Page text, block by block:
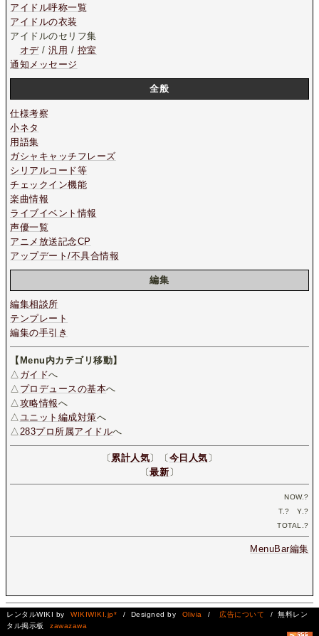
アイドル呼称一覧
アイドルの衣装
アイドルのセリフ集
オデ/汎用 / 控室
通知メッセージ
全般
仕様考察
小ネタ
用語集
ガシャキャッチフレーズ
シリアルコード等
チェックイン機能
楽曲情報
ライブイベント情報
声優一覧
アニメ放送記念CP
アップデート/不具合情報
編集
編集相談所
テンプレート
編集の手引き
【Menu内カテゴリ移動】
△ ガイドへ
△ プロデュースの基本へ
△ 攻略情報へ
△ ユニット編成対策へ
△ 283プロ所属アイドルへ
〔累計人気〕〔今日人気〕
〔最新〕
NOW.?
T.? Y.?
TOTAL.?
MenuBar編集
レンタルWIKI by WIKIWIKI.jp* / Designed by Olivia / 広告について
/ 無料レン
タル掲示板
zawazawa